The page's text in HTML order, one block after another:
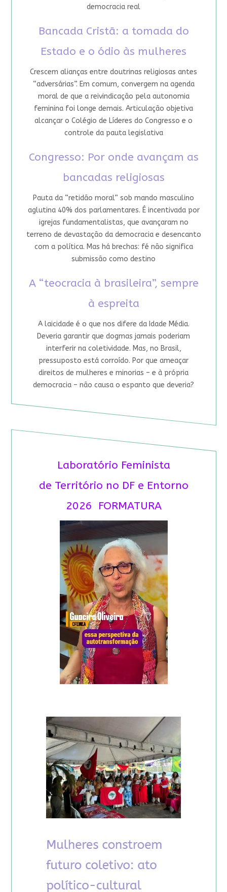
democracia real
Bancada Cristã: a tomada do
Estado e o ódio às mulheres
Crescem alianças entre doutrinas religiosas antes
“adversárias”. Em comum, convergem na agenda
moral de que a reivindicação pela autonomia
feminina foi longe demais. Articulação objetiva
alcançar o Colégio de Líderes do Congresso e o
controle da pauta legislativa
Congresso: Por onde avançam as
bancadas religiosas
Pauta da “retidão moral” sob mando masculino
aglutina 40% dos parlamentares. É incentivada por
igrejas fundamentalistas, que avançaram no
terreno de devastação da democracia e desencanto
com a política. Mas há brechas: fé não significa
submissão como destino
A “teocracia à brasileira”, sempre
à espreita
A laicidade é o que nos difere da Idade Média.
Deveria garantir que dogmas jamais poderiam
interferir na coletividade. Mas, no Brasil,
pressuposto está corroído. Por que ameaçar
direitos de mulheres e minorias – e à própria
democracia – não causa o espanto que deveria?
Laboratório Feminista
de Território no DF e Entorno
2026 FORMATURA